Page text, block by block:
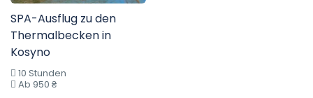
SPA-Ausflug zu den
Thermalbecken in
Kosyno
10 Stunden
Ab 950 ₴